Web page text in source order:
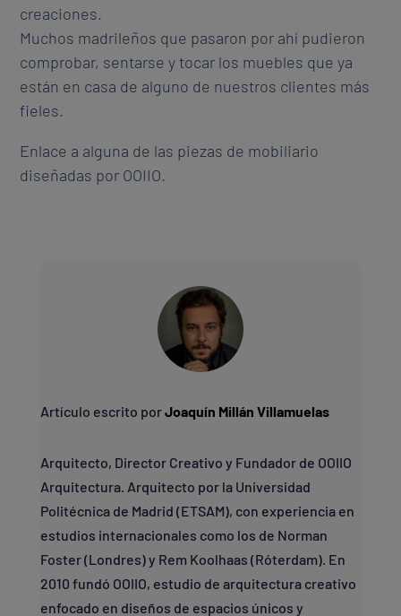
creaciones.
Muchos madrileños que pasaron por ahí pudieron
comprobar, sentarse y tocar los muebles que ya
están en casa de alguno de nuestros clientes más
fieles.
Enlace a alguna de las piezas de mobiliario
diseñadas por OOIIO.
Artículo escrito porJoaquín Millán Villamuelas
Arquitecto, Director Creativo y Fundador de OOIIO
Arquitectura. Arquitecto por la Universidad
Politécnica de Madrid (ETSAM), con experiencia en
estudios internacionales como los de Norman
Foster (Londres) y Rem Koolhaas (Róterdam). En
2010 fundó OOIIO, estudio de arquitectura creativo
enfocado en diseños de espacios únicos y